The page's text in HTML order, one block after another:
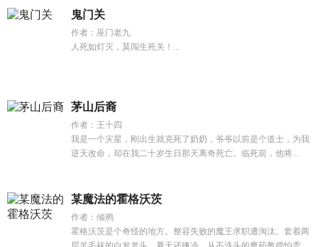
鬼门关
作者：巫门老九
人死如灯灭，莫闯生死关！...
茅山后裔
作者：王十四
我是一个灾星，刚出生就克死了奶奶，爷爷以前是个道士，为我
逆天改命，却在我二十岁生日那天离奇死亡。临死前，他将...
某魔法的霍格沃茨
作者：倾鸦
霍格沃茨是个奇怪的地方。整容失败的魔王求职遭淘汰。套着两